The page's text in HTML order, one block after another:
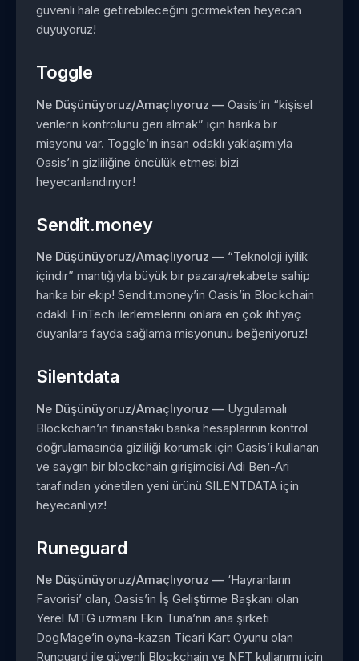
güvenli hale getirebileceğini görmekten heyecan
duyuyoruz!
Toggle
Ne Düşünüyoruz/Amaçlıyoruz — Oasis’in “kişisel
verilerin kontrolünü geri almak” için harika bir
misyonu var. Toggle’ın insan odaklı yaklaşımıyla
Oasis’in gizliliğine öncülük etmesi bizi
heyecanlandırıyor!
Sendit.money
Ne Düşünüyoruz/Amaçlıyoruz — “Teknoloji iyilik
içindir” mantığıyla büyük bir pazara/rekabete sahip
harika bir ekip! Sendit.money’in Oasis’in Blockchain
odaklı FinTech ilerlemelerini onlara en çok ihtiyaç
duyanlara fayda sağlama misyonunu beğeniyoruz!
Silentdata
Ne Düşünüyoruz/Amaçlıyoruz — Uygulamalı
Blockchain’in finanstaki banka hesaplarının kontrol
doğrulamasında gizliliği korumak için Oasis’i kullanan
ve saygın bir blockchain girişimcisi Adi Ben-Ari
tarafından yönetilen yeni ürünü SILENTDATA için
heyecanlıyız!
Runeguard
Ne Düşünüyoruz/Amaçlıyoruz — ‘Hayranların
Favorisi’ olan, Oasis’in İş Geliştirme Başkanı olan
Yerel MTG uzmanı Ekin Tuna’nın ana şirketi
DogMage’in oyna-kazan Ticari Kart Oyunu olan
Runguard ile güvenli Blockchain ve NFT kullanımı için